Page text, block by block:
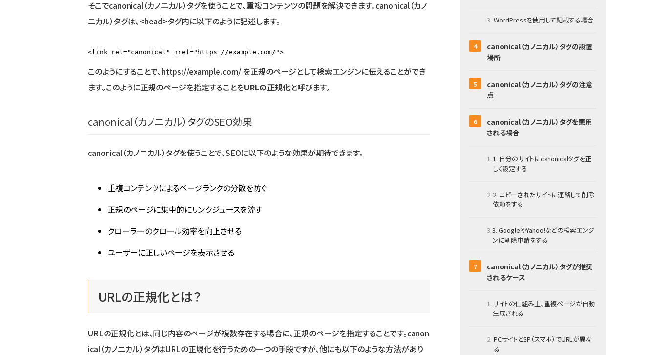
そこでcanonical（カノニカル）タグを使うことで、重複コンテンツの問題を解決できます。canonical（カノ
ニカル）タグは、<head>タグ内に以下のように記述します。
<link rel="canonical" href="https://example.com/">
このようにすることで、https://example.com/ を正規のページとして検索エンジンに伝えることができ
ます。このように正規のページを指定することをURLの正規化と呼びます。
canonical（カノニカル）タグのSEO効果
canonical（カノニカル）タグを使うことで、SEOに以下のような効果が期待できます。
重複コンテンツによるページランクの分散を防ぐ
正規のページに集中的にリンクジュースを流す
クローラーのクロール効率を向上させる
ユーザーに正しいページを表示させる
URLの正規化とは？
URLの正規化とは、同じ内容のページが複数存在する場合に、正規のページを指定することです。canon
ical（カノニカル）タグはURLの正規化を行うための一つの手段ですが、他にも以下のような方法があり
WordPressを使用して記載する場合
canonical（カノニカル）タグの設置
場所
canonical（カノニカル）タグの注意
点
canonical（カノニカル）タグを悪用
される場合
1. 自分のサイトにcanonicalタグを正
しく設定する
2. コピーされたサイトに連絡して削除
依頼をする
3. GoogleやYahoo!などの検索エンジ
ンに削除申請をする
canonical（カノニカル）タグが推奨
されるケース
サイトの仕組み上、重複ページが自動
生成される
PCサイトとSP（スマホ）でURLが異な
る